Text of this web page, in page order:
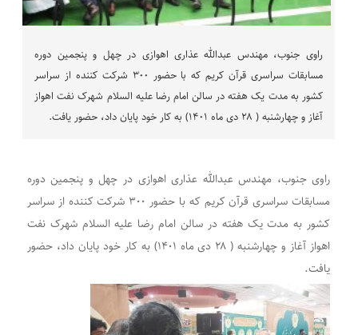
راوی جنوب، مهندس عبدالله عذاری اهوازی در چهل و پنجمین دوره
مسابقات سراسری قرآن کریم که با حضور ۳۰۰ شرکت کننده از سراسر
کشور به مدت یک هفته در سالن امام رضا علیه السلام شهرک نفت اهواز
آغاز و چهارشنبه ( ۲۸ دی ماه ۱۴۰۱) به کار خود پایان داد، حضور یافت.
راوی جنوب، مهندس عبدالله عذاری اهوازی در چهل و پنجمین دوره
مسابقات سراسری قرآن کریم که با حضور ۳۰۰ شرکت کننده از سراسر
کشور به مدت یک هفته در سالن امام رضا علیه السلام شهرک نفت
اهواز آغاز و چهارشنبه ( ۲۸ دی ماه ۱۴۰۱) به کار خود پایان داد، حضور
یافت.